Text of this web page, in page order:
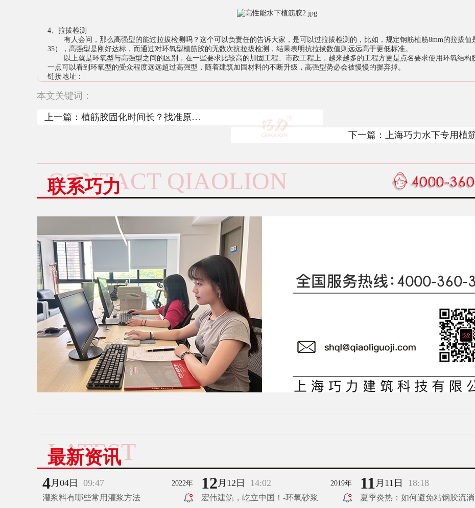
4、拉拔检测
有人会问，那么高强型的能过拉拔检测吗？这个可以负责任的告诉大家，是可以过拉拔检测的，比如，规定钢筋植筋8mm的拉拔值
35），高强型是刚好达标，而通过对环氧型植筋胶的无数次抗拉拔检测，结果表明抗拉拔数值则远远高于更低标准。
以上就是环氧型与高强型之间的区别，在一些要求比较高的加固工程、市政工程上，越来越多的工程方更是点名要求使用环氧结构
一点可以看到环氧型的受众程度远远超过高强型，随着建筑加固材料的不断升级，高强型势必会被慢慢的摒弃掉。
链接地址：
本文关键词：
上一篇： 植筋胶固化时间长？找准原因
下一篇： 上海巧力水下专用植
联系巧力
CONTACT QIAOLION
最新资讯
LATEST
4月04日 09:47 2022年
灌浆料有哪些常用灌浆方法
12 月12日 14:02 2019年
宏伟建筑，屹立中国！-环氧砂浆
11 月11日 18:18
夏季炎热：如何避免粘钢胶流淌